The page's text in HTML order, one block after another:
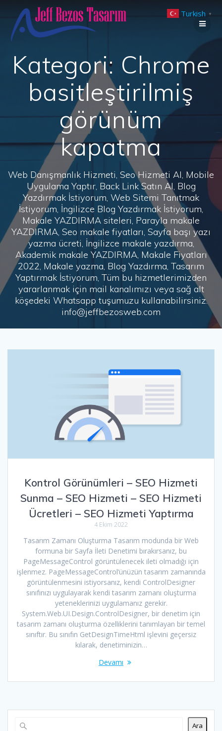
to
Kategori: Chrome
basitleştirilmiş
görünüm
kapatma
Web Danışmanlık Hizmeti, Seo Hizmeti Al, Mobile
Uygulama Yaptır, Back Link Satın Al, Blog
Yazdırmak İstiyorum, Web Sitemi Tanıtmak
İstiyorum, İngilizce Blog Yazdırmak İstiyorum,
Makale YAZDIRMA siteleri, Parayla makale
YAZDIRMA, Seo makale fiyatları, Sayfa başı yazı
yazma ücreti, İngilizce makale yazdırma,
Akademik makale YAZDIRMA, Makale Fiyatları
2022, Makale yazma, Blog Yazdırma, Tasarım
Yaptırmak İstiyorum, Tüm bu hizmetlerimizden
yararlanmak için mail kanalımızı veya sağ alt
köşedeki Whatsapp tuşumuzu kullanabilirsiniz.
info@jeffbezosweb.com
Kontrol Görünümleri – SEO Hizmeti
Sunma – SEO Hizmeti – SEO Hizmeti
Ücretleri – SEO Hizmeti Yaptırma
4 Ekim 2022
Tasarım Zamanı Oluşturma Tasarım modunda bir Web
formuna bir Sayfa İleti Denetimi bırakırsanız, bu
PageMessageControl görüntülenecek ileti olmadığı için
işlenmez. PageMessageControl’ünüzün tasarım zamanında
görüntülenmesini istiyorsanız, kendi ControlDesigner
sınıfınızı uygulayarak kendi tasarım zamanı oluşturma
yeteneklerinizi uygulamanız gerekir.
System.Web.UI.Design.ControlDesigner, bir denetim için
tasarım zamanı oluşturma özelliklerini tanımlayan bir temel
sınıftır. Bu sınıfın GetDesignTimeHtml işlevini geçersiz
kılarak, denetiminizin…
Devamı
Ara
Turkish ▼